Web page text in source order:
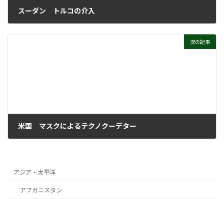
スーダン トルコの介入
次の記事
米国 マスクによるテクノクーデター
アジア・太平洋
アフガニスタン